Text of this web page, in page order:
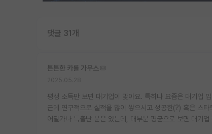
댓글 31개
튼튼한 카를 가우스
평생 소득만 보면 대기업이 맞아요. 특히나 요즘은 대기업
근데 연구적으로 실적을 많이 쌓으시고 성공한(?) 혹은 스
어딜가나 특출난 분은 있는데, 대부분 평균으로 보면 대기